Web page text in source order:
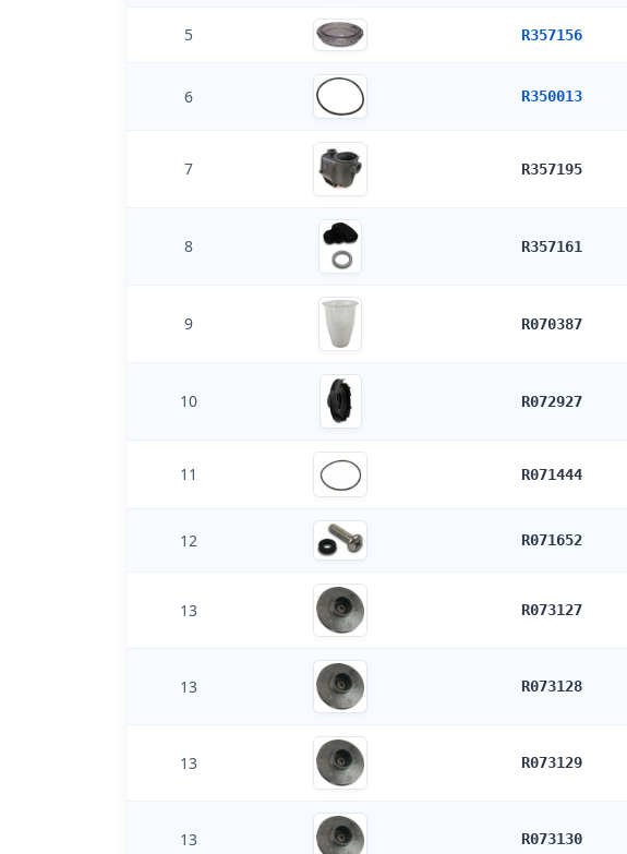
5 R357156
6 R350013
7 R357195
8 R357161
9 R070387
10 R072927
11 R071444
12 R071652
13 R073127
13 R073128
13 R073129
13 R073130